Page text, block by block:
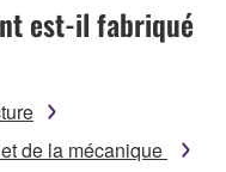
est-il fabriqué
de la mécanique